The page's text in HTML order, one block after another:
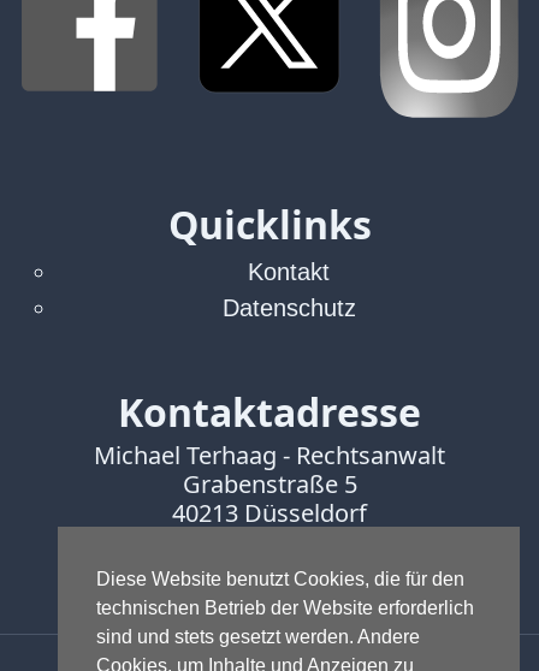
Diese Website benutzt Cookies, die für den
technischen Betrieb der Website erforderlich
sind und stets gesetzt werden. Andere
Cookies, um Inhalte und Anzeigen zu
Werbung
Wettbewerbsrecht
Quicklinks
Kontakt
Datenschutz
Kontaktadresse
Michael Terhaag - Rechtsanwalt
Grabenstraße 5
40213 Düsseldorf
Fax:0211-16888601